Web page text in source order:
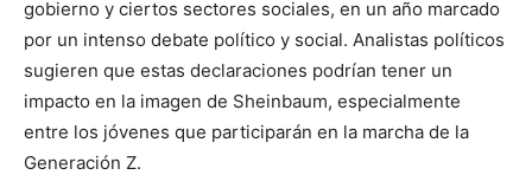
gobierno y ciertos sectores sociales, en un año marcado
por un intenso debate político y social. Analistas políticos
sugieren que estas declaraciones podrían tener un
impacto en la imagen de Sheinbaum, especialmente
entre los jóvenes que participarán en la marcha de la
Generación Z.